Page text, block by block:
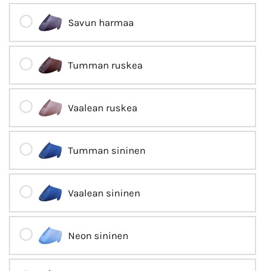
Savun harmaa
Tumman ruskea
Vaalean ruskea
Tumman sininen
Vaalean sininen
Neon sininen